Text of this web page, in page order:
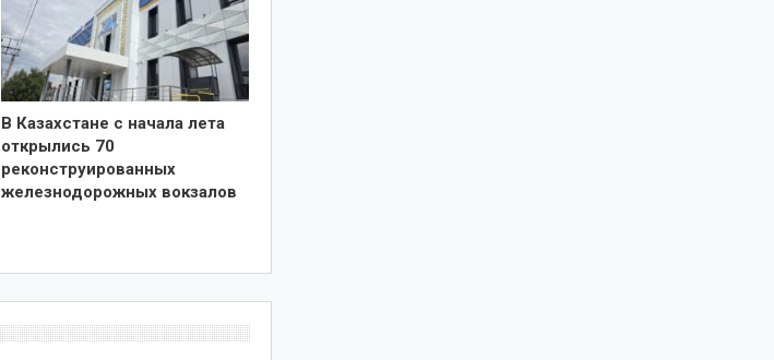
В Казахстане с начала лета
открылись 70
реконструированных
железнодорожных вокзалов